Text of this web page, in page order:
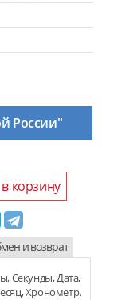
России"
корзину
и возврат
Секунды, Дата,
Хронометр.